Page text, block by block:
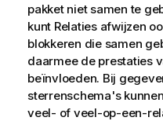
pakket niet samen te
kunt Relaties afwijzen
blokkeren die samen
daarmee de prestaties
beïnvloeden. Bij
sterrenschema's
veel- of veel-op-een-